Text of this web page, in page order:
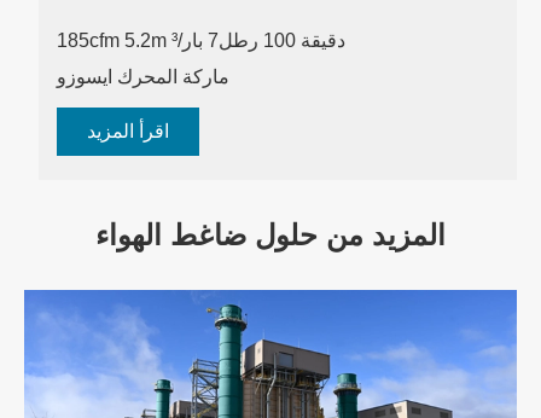
185cfm 5.2m ³/دقيقة 100 رطل
7 بار
ماركة المحرك ايسوزو
اقرأ المزيد
المزيد من حلول ضاغط الهواء